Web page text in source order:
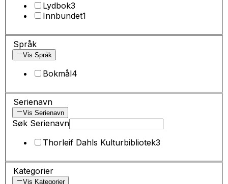
Lydbok3
Innbundet1
Språk
Vis Språk
Bokmål4
Serienavn
Vis Serienavn
Søk Serienavn
Thorleif Dahls Kulturbibliotek3
Kategorier
Vis Kategorier